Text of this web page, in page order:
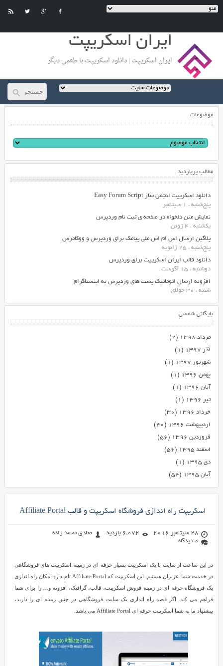
ایران اسکریپت
ایران اسکریپت | دانلود اسکریپت با طعمی دیگر
موضوعات
مطالب پربازدید
دانلود اسکریپت انجمن ساز Easy Forum Script
پنج‌شنبه ، 1 سپتامبر
نمایش متن دلخواه در صفحه ی ثبت نام وردپرس
یکشنبه ، 4 ژوئن
پلاگین ارسال اس ام اس ملی پیامک برای وردپرس و ووکامرس
پنج‌شنبه ، 25 ژانویه
دانلود قالب ایران اسکریپت برای وردپرس
دوشنبه ، 15 آگوست
افزونه ارسال اتوماتیک پست های وردپرس به اینستاگرام
شنبه ، 30 جولای
بایگانی شمسی
مرداد ۱۳۹۸
(۲)
آذر ۱۳۹۷
(۱)
شهریور ۱۳۹۷
(۱)
بهمن ۱۳۹۶
(۱)
آبان ۱۳۹۶
(۱)
تیر ۱۳۹۶
(۱)
خرداد ۱۳۹۶
(۳۰)
اردیبهشت ۱۳۹۶
(۴۰)
فروردین ۱۳۹۶
(۵۶)
اسفند ۱۳۹۵
(۵۶)
دی ۱۳۹۵
(۱)
آبان ۱۳۹۵
(۵۴)
اسکریپت راه اندازی فروشگاه اسکریپت و قالب Affiliate Portal
28 سپتامبر 2016 6,072 بازدید
صادق محمد زاده
0 دیدگاه
در این ساعت از سایت با یک اسکریپت بسیار حرفه ای در زمینه اسکریپت های فروشگاهی
در خدمت شما عزیزان هستیم. این اسکریپت که Affiliate Portal نام دارد امکان راه اندازی
یک فروشگاه حرفه ای در زمینه فروش اسکریپت، قالب، گرافیک، افزونه و… را برای شما
قراهم می کند. اگر قصد راه اندازی یک سایت فروشگاهی در چنین زمینه ای را دارید،
پیشنهاد ما به شما اسکریپت حرفه ای Affiliate Portal می باشد.